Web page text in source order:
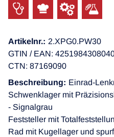
Artikelnr.: 2.XPG0.PW30
GTIN / EAN:
CTN: 87169090
Beschreibung: Einrad-
Schwenklager mit
- Signalgrau
Feststeller mit
Rad mit Kugellager und